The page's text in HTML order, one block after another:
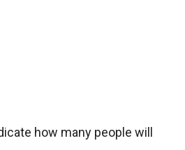
how many people will